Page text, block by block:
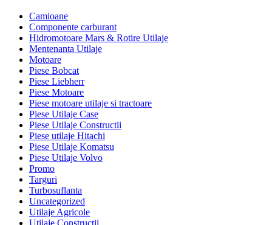
Camioane
Componente carburant
Hidromotoare Mars & Rotire Utilaje
Mentenanta Utilaje
Motoare
Piese Bobcat
Piese Liebherr
Piese Motoare
Piese motoare utilaje si tractoare
Piese Utilaje Case
Piese Utilaje Constructii
Piese utilaje Hitachi
Piese Utilaje Komatsu
Piese Utilaje Volvo
Promo
Targuri
Turbosuflanta
Uncategorized
Utilaje Agricole
Utilaje Constructii